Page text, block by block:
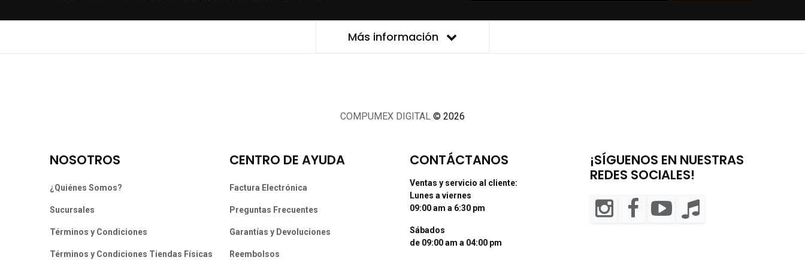
Más información
COMPUMEX DIGITAL © 2026
NOSOTROS
¿Quiénes Somos?
Sucursales
Términos y Condiciones
Términos y Condiciones Tiendas Físicas
CENTRO DE AYUDA
Factura Electrónica
Preguntas Frecuentes
Garantías y Devoluciones
Reembolsos
CONTÁCTANOS
Ventas y servicio al cliente:
Lunes a viernes
09:00 am a 6:30 pm
Sábados
de 09:00 am a 04:00 pm
¡SÍGUENOS EN NUESTRAS
REDES SOCIALES!